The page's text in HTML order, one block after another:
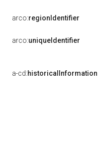
arco:regionIdentifier
arco:uniqueIdentifier
a-cd:historicalInformation